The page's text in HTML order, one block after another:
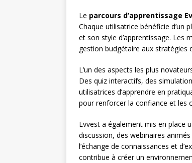
Le parcours d’apprentissage
Chaque utilisatrice bénéficie d’un
et son style d’apprentissage. Les
gestion budgétaire aux stratégies
L’un des aspects les plus
Des quiz interactifs, des
utilisatrices d’apprendre en
pour renforcer la confiance et les
Evvest a également mis en place
discussion, des webinaires
l’échange de connaissances et
contribue à créer un